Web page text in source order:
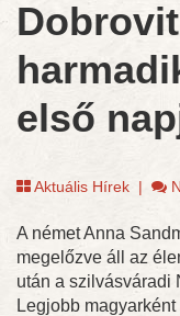
első
Aktuális Hírek |
A német Anna
megelőzve áll az
után a szilvásváradi
Legjobb